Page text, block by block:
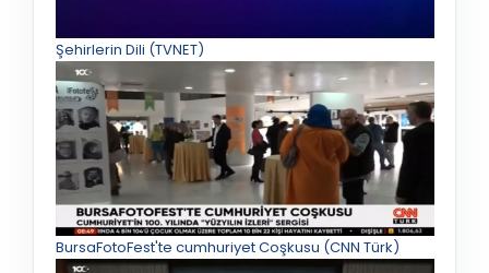
Şehirlerin Dili (TVNET)
BursaFotoFest'te cumhuriyet Coşkusu (CNN Türk)